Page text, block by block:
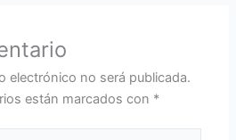
electrónico no será publicada.
están marcados con *